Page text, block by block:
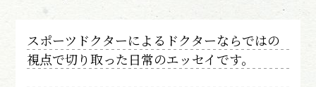
スポーツドクターによるドクターならではの
視点で切り取った日常のエッセイです。